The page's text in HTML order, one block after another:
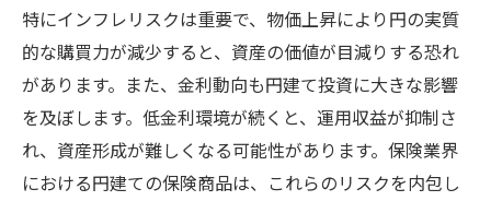
特にインフレリスクは重要で、物価上昇により円の実質
的な購買力が減少すると、資産の価値が目減りする恐れ
があります。また、金利動向も円建て投資に大きな影響
を及ぼします。低金利環境が続くと、運用収益が抑制さ
れ、資産形成が難しくなる可能性があります。保険業界
における円建ての保険商品は、これらのリスクを内包し